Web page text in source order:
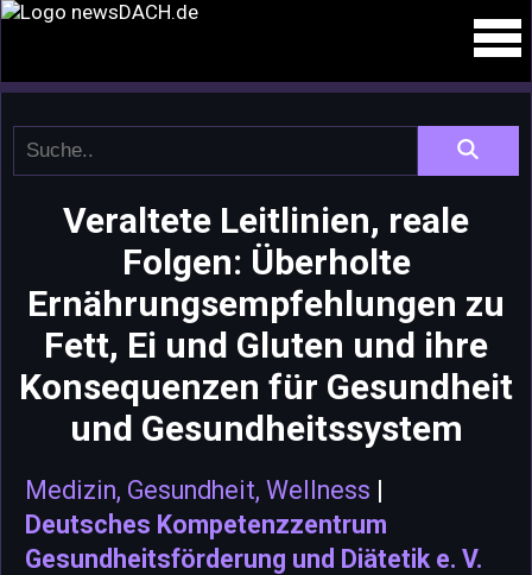
Veraltete Leitlinien, reale
Folgen: Überholte
Ernährungsempfehlungen zu
Fett, Ei und Gluten und ihre
Konsequenzen für Gesundheit
und Gesundheitssystem
Medizin, Gesundheit, Wellness |
Deutsches Kompetenzzentrum
Gesundheitsförderung und Diätetik e. V.